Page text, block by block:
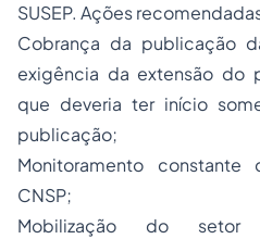
SUSEP. Ações
Cobrança da publicação
exigência da extensão do
que deveria ter início
publicação;
Monitoramento
CNSP;
Mobilização do